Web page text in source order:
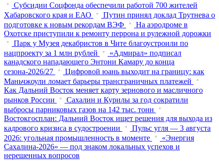
Субсидии Соцфонда обеспечили работой 700 жителей
Хабаровского края и ЕАО
Путин принял доклад Трутнева о
подготовке к новым рекордам ВЭФ
На аэродроме в
Охотске приступили к ремонту перрона и рулежной дорожки
Парк у Музея декабристов в Чите благоустроили по
нацпроекту за 1 млн рублей
«Адмирал» подписал
канадского нападающего Энтони Камару до конца
сезона-2026/27
Цифровой юань выходит на границу: как
Маньчжоули ломает барьеры трансграничных платежей
Как Дальний Восток меняет карту зернового и масличного
рынков России
Сахалин и Курилы за год сократили
выбросы парниковых газов на 142 тыс. тонн
Востокгосплан: Дальний Восток ищет решения для выхода из
кадрового кризиса в судостроении
Пульс угля — 3 августа
2026: угольная промышленность в моменте
«Энергия
Сахалина-2026» — под знаком локальных успехов и
нерешенных вопросов